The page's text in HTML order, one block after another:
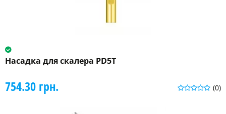
Насадка для скалера PD5T
(0)
754.30 грн.